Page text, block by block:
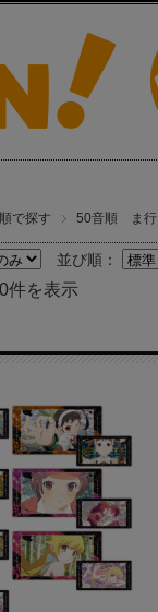
で探す 50音順 ま行
並び順：
件を表示